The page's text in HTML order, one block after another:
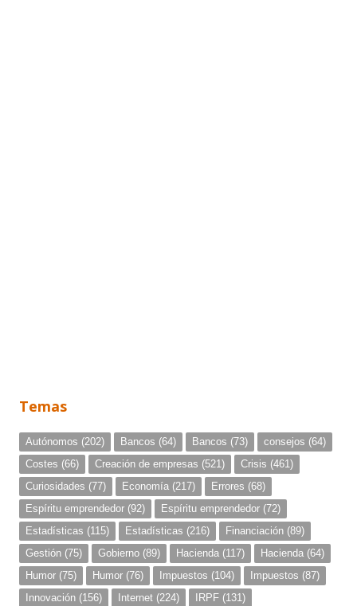
Temas
Autónomos (202) Bancos (64) Bancos (73) consejos (64)
Costes (66) Creación de empresas (521) Crisis (461)
Curiosidades (77) Economía (217) Errores (68)
Espíritu emprendedor (92) Espíritu emprendedor (72)
Estadísticas (115) Estadísticas (216) Financiación (89)
Gestión (75) Gobierno (89) Hacienda (117) Hacienda (64)
Humor (75) Humor (76) Impuestos (104) Impuestos (87)
Innovación (156) Internet (224) IRPF (131)